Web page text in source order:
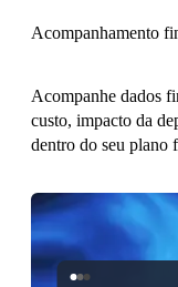
Acompanhamento
Acompanhe dados
custo, impacto da
dentro do seu plano